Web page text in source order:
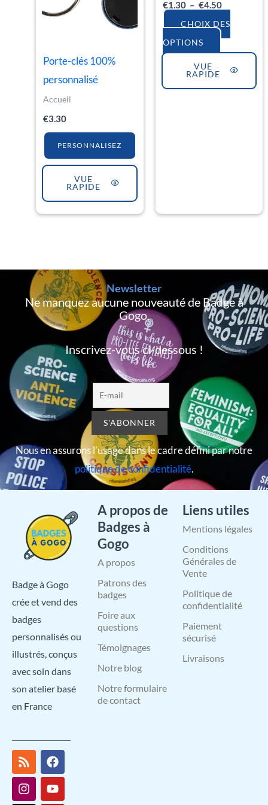
Porte-clés 100%
personnalisé
Accueil
€3.30
PERSONNALISEZ
VUE
RAPIDE
€1.30 – €4.50
CHOIX DES
OPTIONS
sur
la
page
du
VUE
RAPIDE
Newsletter
Ne manquez aucune nouveauté de Badge à
Gogo,
Inscrivez-vous ci-dessous !
Nous en assurons l’usage dans le cadre défini par notre
politique de confidentialité.
Badge à Gogo
crée et vend des
badges
personnalisés ou
illustrés, conçus
avec soin dans
son atelier basé
en France
R
s
s
F
a
c
e
I
n
s
t
Y
o
u
t
X
-
t
w
P
i
n
t
L
i
n
k
A propos de
Badges à
Gogo
A propos
Patrons des
badges
Foire aux
questions
Témoignages
Notre blog
Notre formulaire
de contact
Liens utiles
Mentions légales
Conditions
Générales de
Vente
Politique de
confidentialité
Paiement
sécurisé
Livraisons